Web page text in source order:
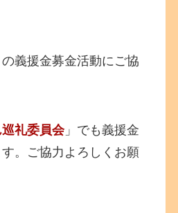
義援金募金活動にご協
礼委員会」でも義援金
。ご協力よろしくお願